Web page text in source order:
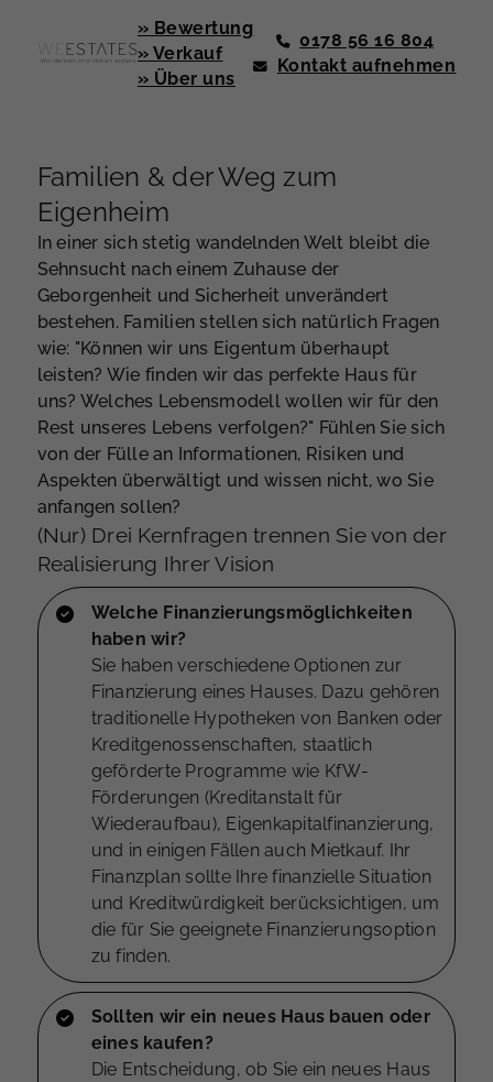
» Bewertung
» Verkauf
» Über uns
0178 56 16 804
Kontakt aufnehmen
Familien & der Weg zum
Eigenheim
In einer sich stetig wandelnden Welt bleibt die
Sehnsucht nach einem Zuhause der
Geborgenheit und Sicherheit unverändert
bestehen. Familien stellen sich natürlich Fragen
wie: "Können wir uns Eigentum überhaupt
leisten? Wie finden wir das perfekte Haus für
uns? Welches Lebensmodell wollen wir für den
Rest unseres Lebens verfolgen?" Fühlen Sie sich
von der Fülle an Informationen, Risiken und
Aspekten überwältigt und wissen nicht, wo Sie
anfangen sollen?
(Nur) Drei Kernfragen trennen Sie von der
Realisierung Ihrer Vision
Welche Finanzierungsmöglichkeiten
haben wir?
Sie haben verschiedene Optionen zur
Finanzierung eines Hauses. Dazu gehören
traditionelle Hypotheken von Banken oder
Kreditgenossenschaften, staatlich
geförderte Programme wie KfW-
Förderungen (Kreditanstalt für
Wiederaufbau), Eigenkapitalfinanzierung,
und in einigen Fällen auch Mietkauf. Ihr
Finanzplan sollte Ihre finanzielle Situation
und Kreditwürdigkeit berücksichtigen, um
die für Sie geeignete Finanzierungsoption
zu finden.
Sollten wir ein neues Haus bauen oder
eines kaufen?
Die Entscheidung, ob Sie ein neues Haus